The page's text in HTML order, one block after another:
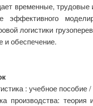
временные,
эффективного
логистики
и обеспечение.
: учебное
производства: